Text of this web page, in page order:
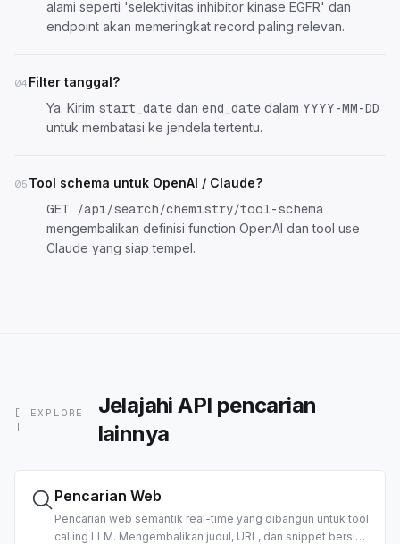
alami seperti 'selektivitas inhibitor kinase EGFR' dan
endpoint akan memeringkat record paling relevan.
04 Filter tanggal?
Ya. Kirim start_date dan end_date dalam YYYY-MM-DD
untuk membatasi ke jendela tertentu.
05 Tool schema untuk OpenAI / Claude?
GET /api/search/chemistry/tool-schema
mengembalikan definisi function OpenAI dan tool use
Claude yang siap tempel.
[ EXPLORE
]
Jelajahi API pencarian
lainnya
Pencarian Web
Pencarian web semantik real-time yang dibangun untuk tool
calling LLM. Mengembalikan judul, URL, dan snippet bersih